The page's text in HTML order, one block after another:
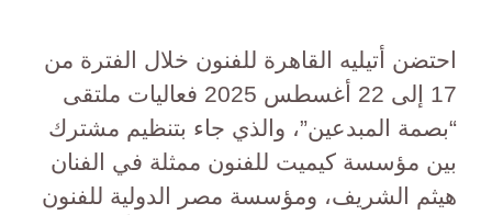
احتضن أتيليه القاهرة للفنون خلال الفترة من
17 إلى 22 أغسطس 2025 فعاليات ملتقى
“بصمة المبدعين”، والذي جاء بتنظيم مشترك
بين مؤسسة كيميت للفنون ممثلة في الفنان
هيثم الشريف، ومؤسسة مصر الدولية للفنون